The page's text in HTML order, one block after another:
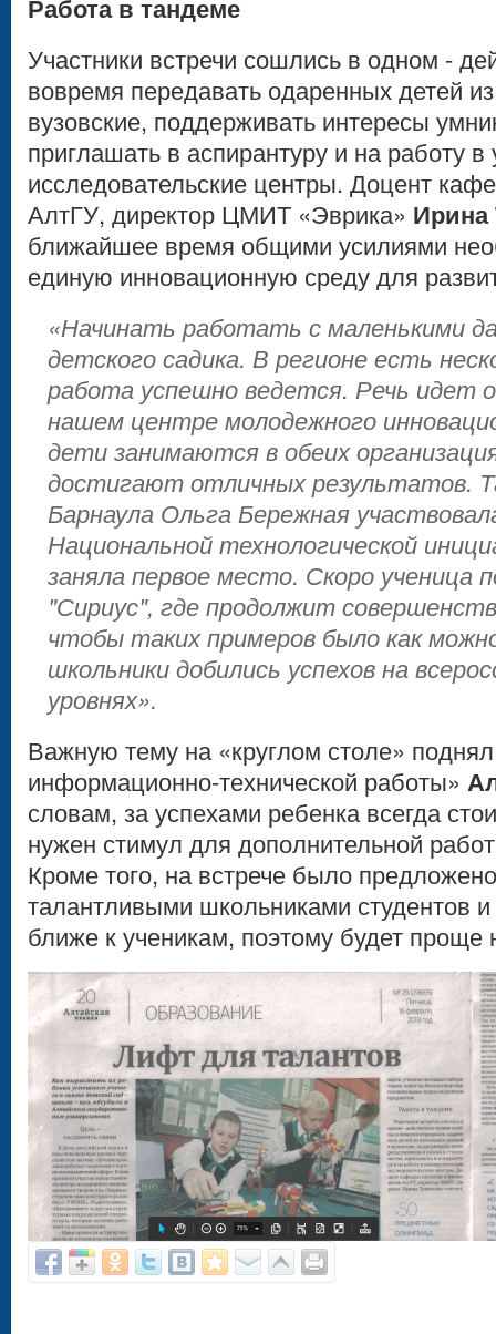
Работа в тандеме
Участники встречи сошлись в одном -
вовремя передавать одаренных детей
вузовские, поддерживать интересы
приглашать в аспирантуру и на работу в
исследовательские центры. Доцент
АлтГУ, директор ЦМИТ «Эврика»
ближайшее время общими усилиями
единую инновационную среду для
«Начинать работать с маленькими
детского садика. В регионе есть
работа успешно ведется. Речь идет
нашем центре молодежного
дети занимаются в обеих
достигают отличных результатов.
Барнаула Ольга Бережная
Национальной технологической
заняла первое место. Скоро ученица
"Сириус", где продолжит
чтобы таких примеров было как
школьники добились успехов на
уровнях».
Важную тему на «круглом столе»
информационно-технической работы»
словам, за успехами ребенка всегда
нужен стимул для дополнительной
Кроме того, на встрече было
талантливыми школьниками студентов
ближе к ученикам, поэтому будет